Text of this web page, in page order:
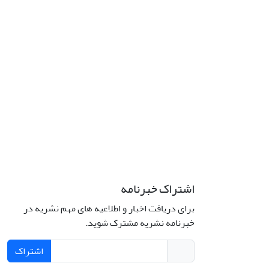
اشتراک خبرنامه
برای دریافت اخبار و اطلاعیه های مهم نشریه در
خبرنامه نشریه مشترک شوید.
اشتراک